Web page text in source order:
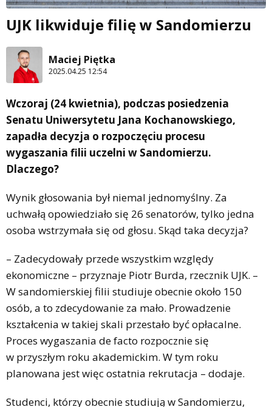
UJK likwiduje filię w Sandomierzu
Maciej Piętka
2025.04.25 12:54
Wczoraj (24 kwietnia), podczas posiedzenia
Senatu Uniwersytetu Jana Kochanowskiego,
zapadła decyzja o rozpoczęciu procesu
wygaszania filii uczelni w Sandomierzu.
Dlaczego?
Wynik głosowania był niemal jednomyślny. Za
uchwałą opowiedziało się 26 senatorów, tylko jedna
osoba wstrzymała się od głosu. Skąd taka decyzja?
– Zadecydowały przede wszystkim względy
ekonomiczne – przyznaje Piotr Burda, rzecznik UJK. –
W sandomierskiej filii studiuje obecnie około 150
osób, a to zdecydowanie za mało. Prowadzenie
kształcenia w takiej skali przestało być opłacalne.
Proces wygaszania de facto rozpocznie się
w przyszłym roku akademickim. W tym roku
planowana jest więc ostatnia rekrutacja – dodaje.
Studenci, którzy obecnie studiują w Sandomierzu,